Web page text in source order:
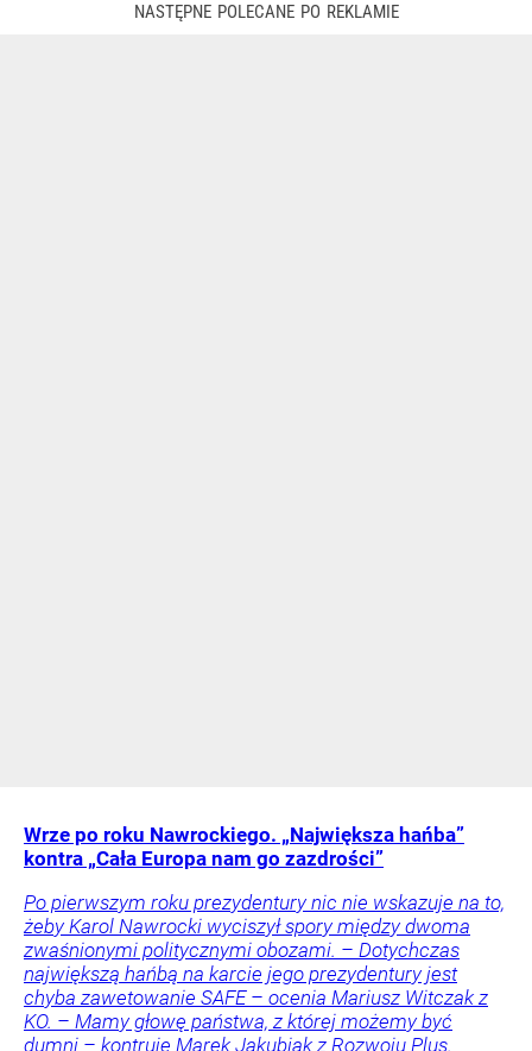
Wrze po roku Nawrockiego. „Największa hańba”
kontra „Cała Europa nam go zazdrości”
Po pierwszym roku prezydentury nic nie wskazuje na to,
żeby Karol Nawrocki wyciszył spory między dwoma
zwaśnionymi politycznymi obozami. – Dotychczas
największą hańbą na karcie jego prezydentury jest
chyba zawetowanie SAFE – ocenia Mariusz Witczak z
KO. – Mamy głowę państwa, z której możemy być
dumni – kontruje Marek Jakubiak z Rozwoju Plus.